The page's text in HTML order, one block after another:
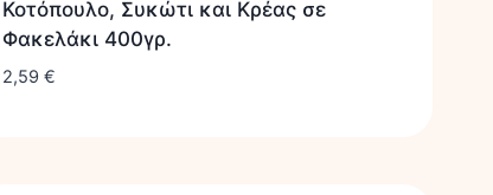
Κοτόπουλο, Συκώτι και Κρέας σε
Φακελάκι 400γρ.
2,59€